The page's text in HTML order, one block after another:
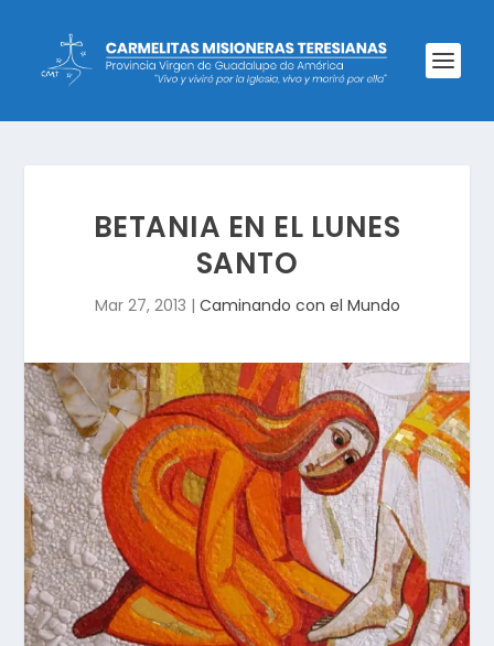
BETANIA EN EL LUNES
SANTO
Mar 27, 2013 | Caminando con el Mundo